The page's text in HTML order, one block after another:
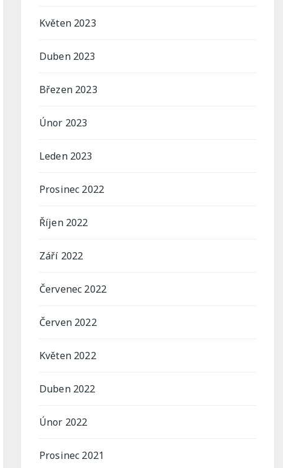
Květen 2023
Duben 2023
Březen 2023
Únor 2023
Leden 2023
Prosinec 2022
Říjen 2022
Září 2022
Červenec 2022
Červen 2022
Květen 2022
Duben 2022
Únor 2022
Prosinec 2021